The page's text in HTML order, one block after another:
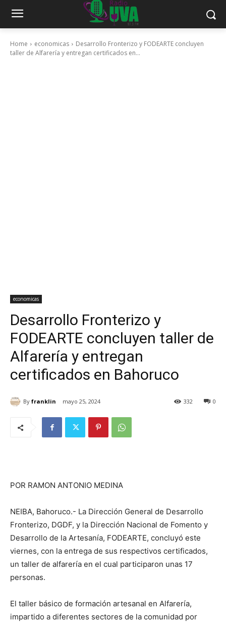
Home economicas
Desarrollo Fronterizo y FODEARTE concluyen
taller de Alfarería y entregan certificados en...
economicas
Desarrollo Fronterizo y
FODEARTE concluyen taller de
Alfarería y entregan
certificados en Bahoruco
By franklin mayo 25, 2024 0
332
POR RAMON ANTONIO MEDINA
NEIBA, Bahoruco.- La Dirección General de Desarrollo
Fronterizo, DGDF, y la Dirección Nacional de Fomento y
Desarrollo de la Artesanía, FODEARTE, concluyó este
viernes, con la entrega de sus respectivos certificados,
un taller de alfarería en el cual participaron unas 17
personas.
El taller básico de formación artesanal en Alfarería,
impartido a diferentes sectores de la comunidad por